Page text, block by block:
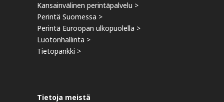
Kansainvälinen perintäpalvelu >
Perintä Suomessa >
Perintä Euroopan ulkopuolella >
Luotonhallinta >
Tietopankki >
Tietoja meistä